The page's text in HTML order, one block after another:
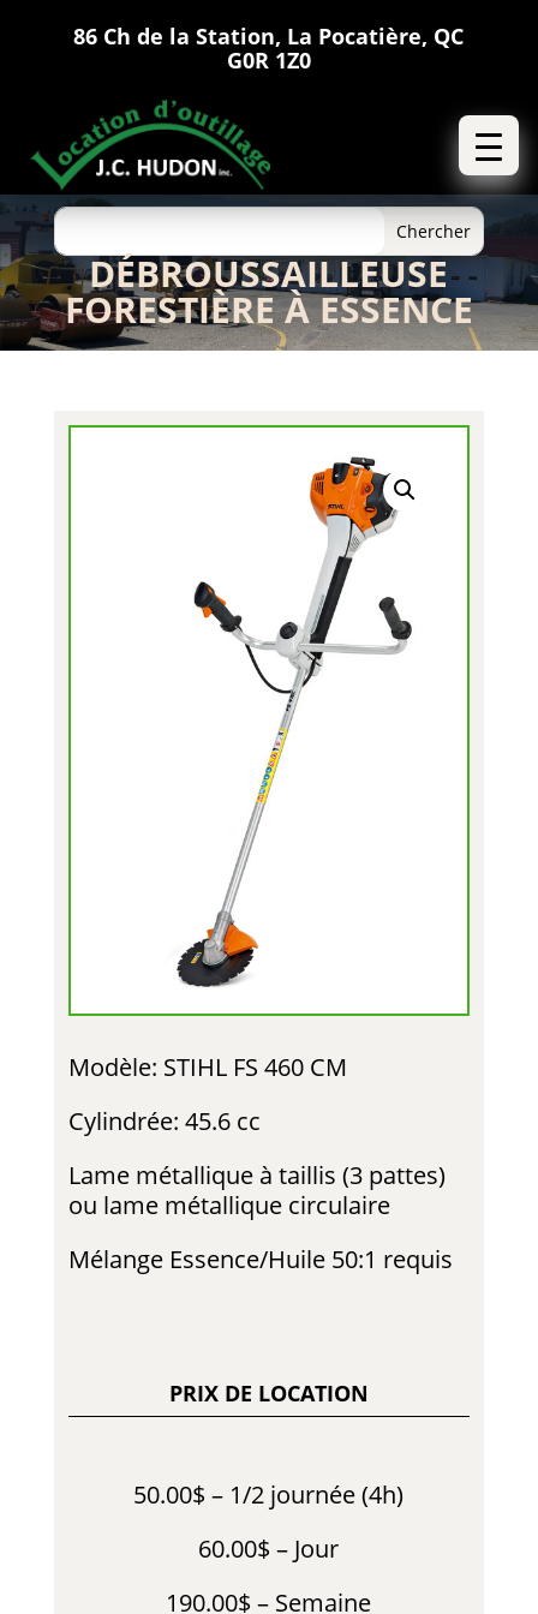
86 Ch de la Station, La Pocatière, QC
G0R 1Z0
DÉBROUSSAILLEUSE
FORESTIÈRE À ESSENCE
Modèle: STIHL FS 460 CM
Cylindrée: 45.6 cc
Lame métallique à taillis (3 pattes)
ou lame métallique circulaire
Mélange Essence/Huile 50:1 requis
PRIX DE LOCATION
50.00$ – 1/2 journée (4h)
60.00$ – Jour
190.00$ – Semaine